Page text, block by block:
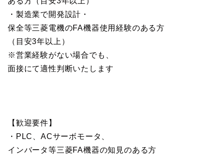
・製造業で開発設計・
保全等三菱電機のFA機器使用経験のある方
（目安3年以上）
※営業経験がない場合でも、
面接にて適性判断いたします
【歓迎要件】
・PLC、ACサーボモータ、
インバータ等三菱FA機器の知見のある方